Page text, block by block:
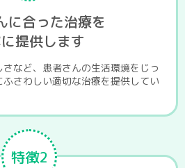
に合った治療を
提供します
など、患者さんの生活環境をじっ
さわしい適切な治療を提供してい
特徴2